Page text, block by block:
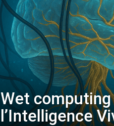
Wet computing
l’Intelligence